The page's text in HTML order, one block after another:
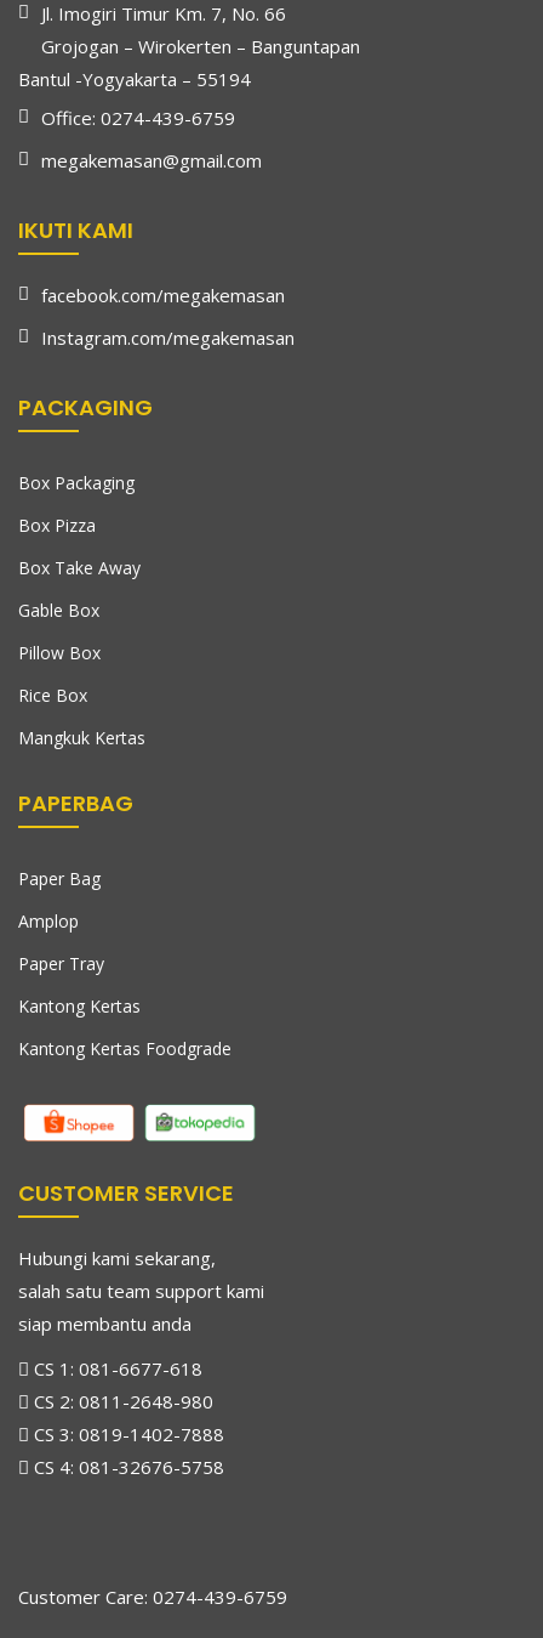
Jl. Imogiri Timur Km. 7, No. 66
Grojogan – Wirokerten – Banguntapan
Bantul -Yogyakarta – 55194
Office: 0274-439-6759
megakemasan@gmail.com
IKUTI KAMI
facebook.com/megakemasan
Instagram.com/megakemasan
PACKAGING
Box Packaging
Box Pizza
Box Take Away
Gable Box
Pillow Box
Rice Box
Mangkuk Kertas
PAPERBAG
Paper Bag
Amplop
Paper Tray
Kantong Kertas
Kantong Kertas Foodgrade
CUSTOMER SERVICE
Hubungi kami sekarang,
salah satu team support kami
siap membantu anda
CS 1: 081-6677-618
CS 2: 0811-2648-980
CS 3: 0819-1402-7888
CS 4: 081-32676-5758
Customer Care: 0274-439-6759